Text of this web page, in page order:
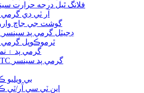
فلانگ ٿيل درجه حرارت
آر ٽي ڊي گرمي
گوشت جي جاچ وارو
DS18B20 ڊجيٽل گرمي پد سينسر
ٿرموڪوپل گرمي
گرمي پد ۽
KTY / LPTC گرمي پد سينسر
بي ويليو
اين ٽي سي آر/ٽي